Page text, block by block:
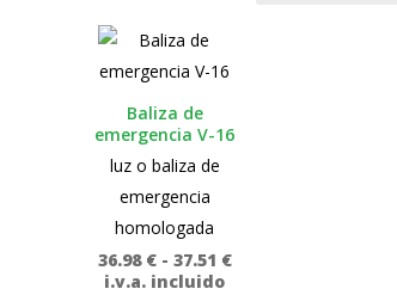
Baliza de
emergencia V-16
luz o baliza de
emergencia
homologada
36.98 € - 37.51 €Rango
i.v.a. incluido